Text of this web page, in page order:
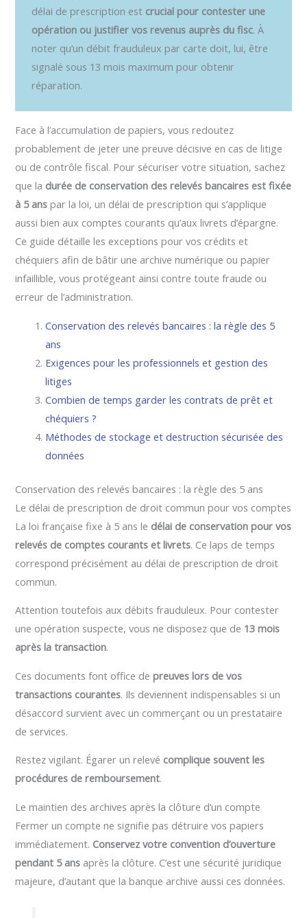
délai de prescription est crucial pour contester une
opération ou justifier vos revenus auprès du fisc. À
noter qu’un débit frauduleux par carte doit, lui, être
signalé sous 13 mois maximum pour obtenir
réparation.
Face à l’accumulation de papiers, vous redoutez
probablement de jeter une preuve décisive en cas de litige
ou de contrôle fiscal. Pour sécuriser votre situation, sachez
que la durée de conservation des relevés bancaires est fixée
à 5 ans par la loi, un délai de prescription qui s’applique
aussi bien aux comptes courants qu’aux livrets d’épargne.
Ce guide détaille les exceptions pour vos crédits et
chéquiers afin de bâtir une archive numérique ou papier
infaillible, vous protégeant ainsi contre toute fraude ou
erreur de l’administration.
Conservation des relevés bancaires : la règle des 5
ans
Exigences pour les professionnels et gestion des
litiges
Combien de temps garder les contrats de prêt et
chéquiers ?
Méthodes de stockage et destruction sécurisée des
données
Conservation des relevés bancaires : la règle des 5 ans
Le délai de prescription de droit commun pour vos comptes
La loi française fixe à 5 ans le délai de conservation pour vos
relevés de comptes courants et livrets. Ce laps de temps
correspond précisément au délai de prescription de droit
commun.
Attention toutefois aux débits frauduleux. Pour contester
une opération suspecte, vous ne disposez que de 13 mois
après la transaction.
Ces documents font office depreuves lors de vos
transactions courantes. Ils deviennent indispensables si un
désaccord survient avec un commerçant ou un prestataire
de services.
Restez vigilant. Égarer un relevé complique souvent les
procédures de remboursement.
Le maintien des archives après la clôture d’un compte
Fermer un compte ne signifie pas détruire vos papiers
immédiatement. Conservez votre convention d’ouverture
pendant 5 ans après la clôture. C’est une sécurité juridique
majeure, d’autant que la banque archive aussi ces données.